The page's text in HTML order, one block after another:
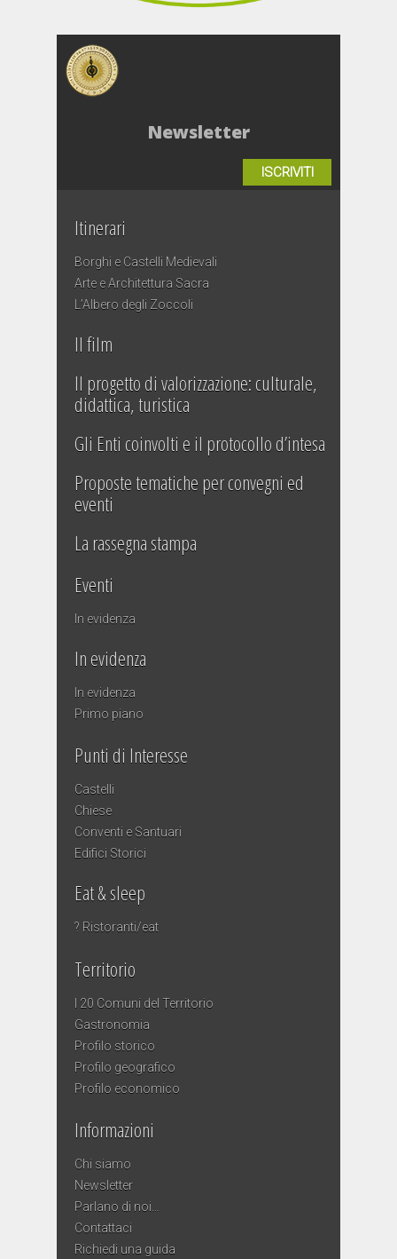
Newsletter
ISCRIVITI
Itinerari
Borghi e Castelli Medievali
Arte e Architettura Sacra
L’Albero degli Zoccoli
Il film
Il progetto di valorizzazione: culturale,
didattica, turistica
Gli Enti coinvolti e il protocollo d’intesa
Proposte tematiche per convegni ed
eventi
La rassegna stampa
Eventi
In evidenza
In evidenza
In evidenza
Primo piano
Punti di Interesse
Castelli
Chiese
Conventi e Santuari
Edifici Storici
Eat & sleep
? Ristoranti/eat
Territorio
I 20 Comuni del Territorio
Gastronomia
Profilo storico
Profilo geografico
Profilo economico
Informazioni
Chi siamo
Newsletter
Parlano di noi…
Contattaci
Richiedi una guida